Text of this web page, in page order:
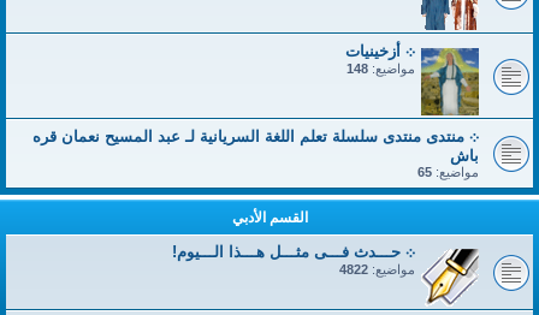
܀ أزخينيات
مواضيع: 148
܀ منتدى منتدى سلسلة تعلم اللغة السريانية لـ عبد المسيح نعمان قره
باش
مواضيع: 65
القسم الأدبي
܀ حـــدث فـــى مثـــل هـــذا الـــيوم!
مواضيع: 4822